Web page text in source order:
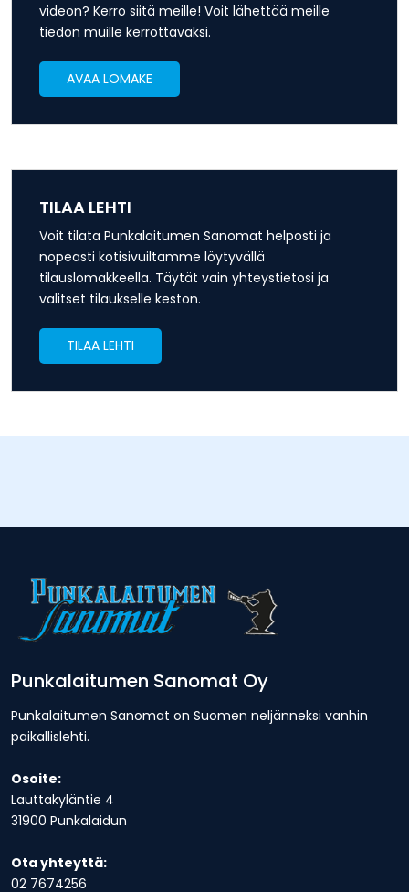
videon? Kerro siitä meille! Voit lähettää meille
tiedon muille kerrottavaksi.
AVAA LOMAKE
TILAA LEHTI
Voit tilata Punkalaitumen Sanomat helposti ja
nopeasti kotisivuiltamme löytyvällä
tilauslomakkeella. Täytät vain yhteystietosi ja
valitset tilaukselle keston.
TILAA LEHTI
Punkalaitumen Sanomat Oy
Punkalaitumen Sanomat on Suomen neljänneksi vanhin
paikallislehti.
Osoite:
Lauttakyläntie 4
31900 Punkalaidun
Ota yhteyttä:
02 7674256